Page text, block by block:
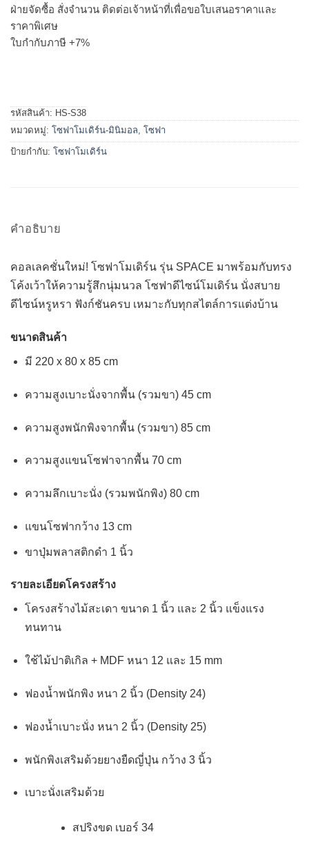
ฝ่ายจัดซื้อ สั่งจำนวน ติดต่อเจ้าหน้าที่เพื่อขอใบเสนอราคาและ
ราคาพิเศษ
ใบกำกับภาษี +7%
รหัสสินค้า: HS-S38
หมวดหมู่: โซฟาโมเดิร์น-มินิมอล โซฟา
ป้ายกำกับ: โซฟาโมเดิร์น
คำอธิบาย
คอลเลคชั่นใหม่! โซฟาโมเดิร์น รุ่น SPACE มาพร้อมกับทรง
โค้งเว้าให้ความรู้สึกนุ่มนวล โซฟาดีไซน์โมเดิร์น นั่งสบาย
ดีไซน์หรูหรา ฟังก์ชันครบ เหมาะกับทุกสไตล์การแต่งบ้าน
ขนาดสินค้า
มี 220 x 80 x 85 cm
ความสูงเบาะนั่งจากพื้น (รวมขา) 45 cm
ความสูงพนักพิงจากพื้น (รวมขา) 85 cm
ความสูงแขนโซฟาจากพื้น 70 cm
ความลึกเบาะนั่ง (รวมพนักพิง) 80 cm
แขนโซฟากว้าง 13 cm
ขาปุ่มพลาสติกดำ 1 นิ้ว
รายละเอียดโครงสร้าง
โครงสร้างไม้สะเดา ขนาด 1 นิ้ว และ 2 นิ้ว แข็งแรง
ทนทาน
ใช้ไม้ปาติเกิล + MDF หนา 12 และ 15 mm
ฟองน้ำพนักพิง หนา 2 นิ้ว (Density 24)
ฟองน้ำเบาะนั่ง หนา 2 นิ้ว (Density 25)
พนักพิงเสริมด้วยยางยืดญี่ปุ่น กว้าง 3 นิ้ว
เบาะนั่งเสริมด้วย
สปริงขด เบอร์ 34